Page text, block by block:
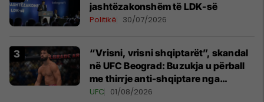
jashtëzakonshëm të LDK-së
Politikë 30/07/2026
“Vrisni, vrisni shqiptarët”, skandal
në UFC Beograd: Buzukja u përball
me thirrje anti-shqiptare nga
tribunat
UFC 01/08/2026